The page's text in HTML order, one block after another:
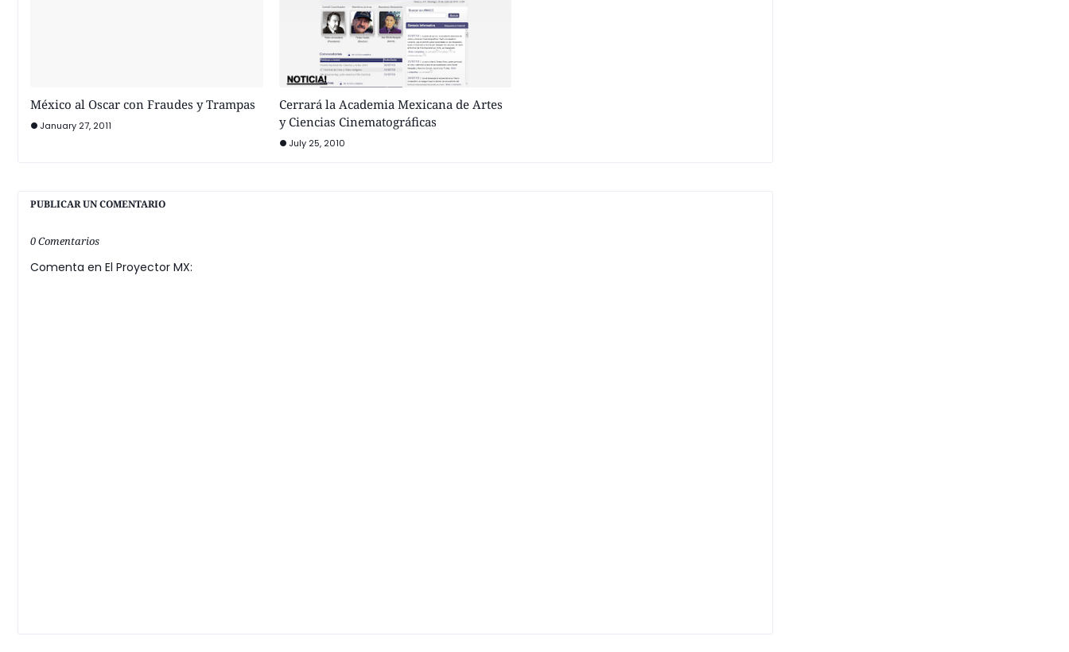
México al Oscar con Fraudes y Trampas
January 27, 2011
Cerrará la Academia Mexicana de Artes
y Ciencias Cinematográficas
July 25, 2010
PUBLICAR UN COMENTARIO
0 Comentarios
Comenta en El Proyector MX: